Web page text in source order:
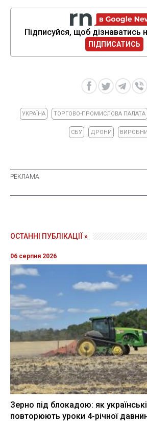
Підписуйся, щоб дізнаватись
ПІДПИСАТИСЬ
УКРАЇНА ТОРГОВО-ПРОМИСЛОВА ПАЛАТА
СБУ ДРОНИ
ОСТАННІ ПУБЛІКАЦІЇ »
06 серпня 2026
Зерно під блокадою: як
повторюють уроки 4-річної